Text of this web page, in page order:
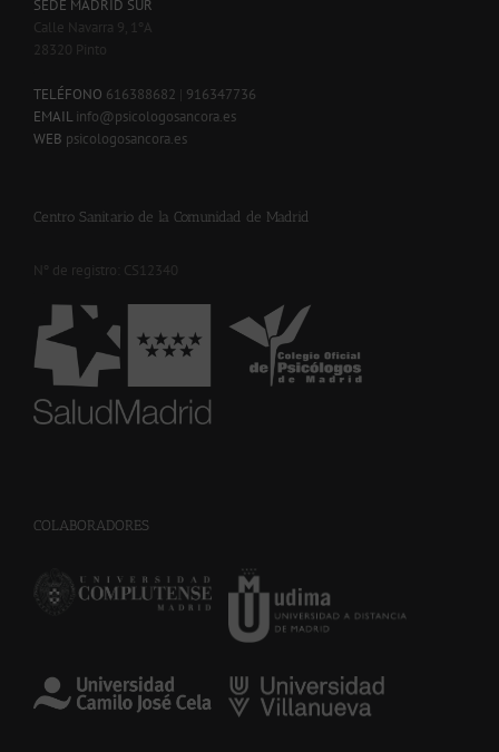
SEDE MADRID SUR
Calle Navarra 9, 1ºA
28320 Pinto
TELÉFONO 616388682
916347736
EMAIL info@psicologosancora.es
WEB psicologosancora.es
Centro Sanitario de la Comunidad de Madrid
Nº de registro: CS12340
COLABORADORES